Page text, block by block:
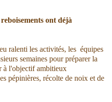
ont déjà
ralenti les activités, les équipes
semaines pour préparer la
à l'objectif ambitieux
pépinières, récolte de noix et de